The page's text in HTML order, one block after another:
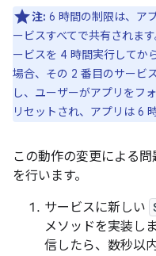
注: 6 時間の制限は、ア
ービスすべてで共有されま
ービスを 4 時間実行してか
場合、その 2 番目のサービ
し、ユーザーがアプリをフ
リセットされ、アプリは 6
この動作の変更による
を行います。
サービスに新しい
メソッドを実装し
信したら、数秒以